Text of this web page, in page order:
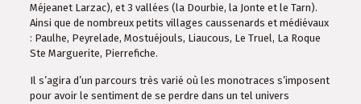
Méjeanet Larzac), et 3 vallées (la Dourbie, la Jonte et le Tarn).
Ainsi que de nombreux petits villages caussenards et médiévaux
: Paulhe, Peyrelade, Mostuéjouls, Liaucous, Le Truel, La Roque
Ste Marguerite, Pierrefiche.
Il s’agira d’un parcours très varié où les monotraces s’imposent
pour avoir le sentiment de se perdre dans un tel univers